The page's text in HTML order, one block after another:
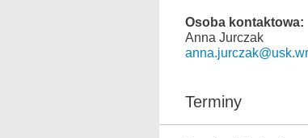
Osoba kontaktowa:
Anna Jurczak
Terminy